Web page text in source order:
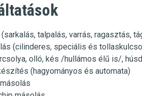
talpalás, varrás, ragasztás,
(cilinderes, speciális és
olló, kés /hullámos élű is/,
(hagyományos és automata)